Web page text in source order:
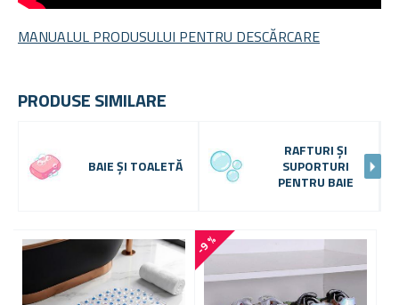
MANUALUL PRODUSULUI PENTRU DESCĂRCARE
PRODUSE SIMILARE
BAIE ȘI TOALETĂ
RAFTURI ȘI
SUPORTURI
PENTRU BAIE
-9 %